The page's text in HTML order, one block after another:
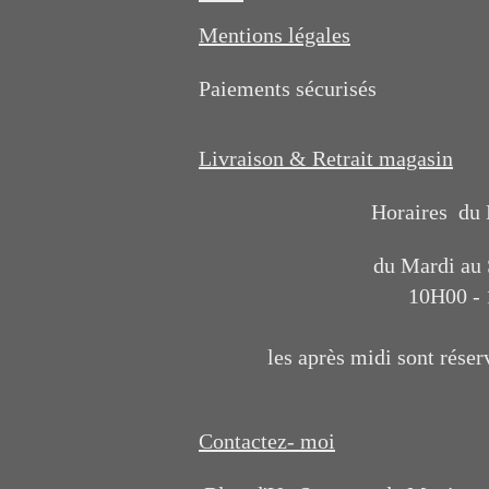
Mentions légales
Paiements sécurisés
Livraison & Retrait magasin
Horaires du
du Mardi au
10H00 -
les après midi sont
Contactez- moi